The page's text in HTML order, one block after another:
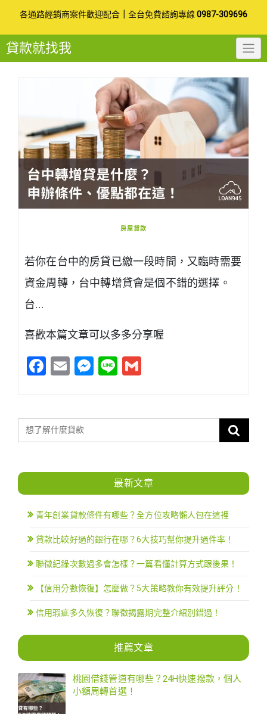
to
content
各通路經銷商案件歡迎配合 全台免費諮詢專線 0987-309696
貸款就找我
房屋貸款
若你在台中的房貸已繳一段時間，又臨時需要
資金周轉，台中轉增貸會是個不錯的選擇。
台…
喜歡本篇文章可以多多分享喔
Facebook
EmailMessenger
Line
最新文章
青年創業貸款條件有哪些？全方位攻略懶人包在這裡
貸款比較好過的銀行在哪？6大技巧幫你提升過件率！
聯徵紀錄次數過多會怎樣？一篇看懂計算方式跟後果！
【信用分數恢復】怎麼做？5大策略教你有效提升評分！
信用瑕疵多久恢復？聯徵揭露期完整介紹別錯過！
推薦文章
桃園借錢管道有哪些？24H快速撥款，個人
小額周轉首選！